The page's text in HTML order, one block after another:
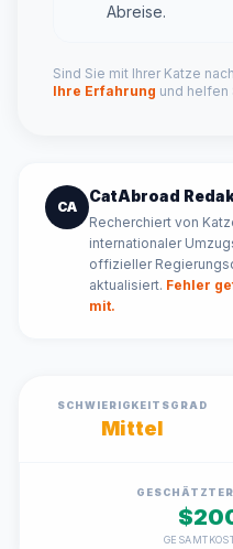
Abreise.
Sind Sie mit Ihrer Katze
Ihre Erfahrung und helfen
CA
CatAbroad
Recherchiert von
internationaler
offizieller
aktualisiert. Fehler
mit.
SCHWIERIGKEITSGRAD
Mittel